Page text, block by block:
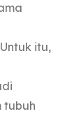
itu,
tubuh